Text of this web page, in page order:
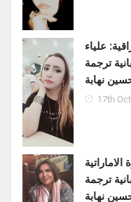
علياء
ترجمة
نهابة
17th
ترجمة
نهابة